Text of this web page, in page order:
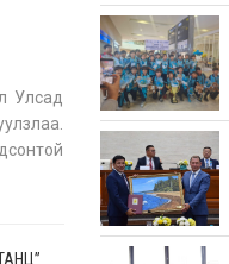
Улсад